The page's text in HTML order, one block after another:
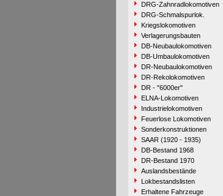
DRG-Zahnradlokomotiven
DRG-Schmalspurlok.
Kriegslokomotiven
Verlagerungsbauten
DB-Neubaulokomotiven
DB-Umbaulokomotiven
DR-Neubaulokomotiven
DR-Rekolokomotiven
DR - "6000er"
ELNA-Lokomotiven
Industrielokomotiven
Feuerlose Lokomotiven
Sonderkonstruktionen
SAAR (1920 - 1935)
DB-Bestand 1968
DR-Bestand 1970
Auslandsbestände
Lokbestandslisten
Erhaltene Fahrzeuge